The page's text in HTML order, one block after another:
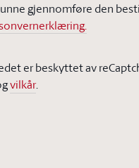
gjennomføre den
er beskyttet av
vilkår.